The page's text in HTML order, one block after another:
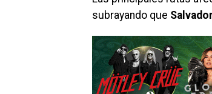
subrayando que